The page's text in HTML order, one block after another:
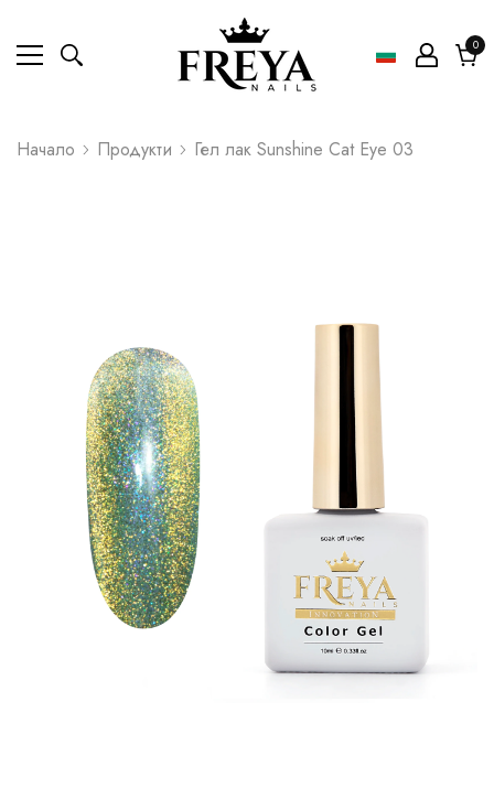
00
Начало Продукти Гел лак Sunshine Cat Eye 03